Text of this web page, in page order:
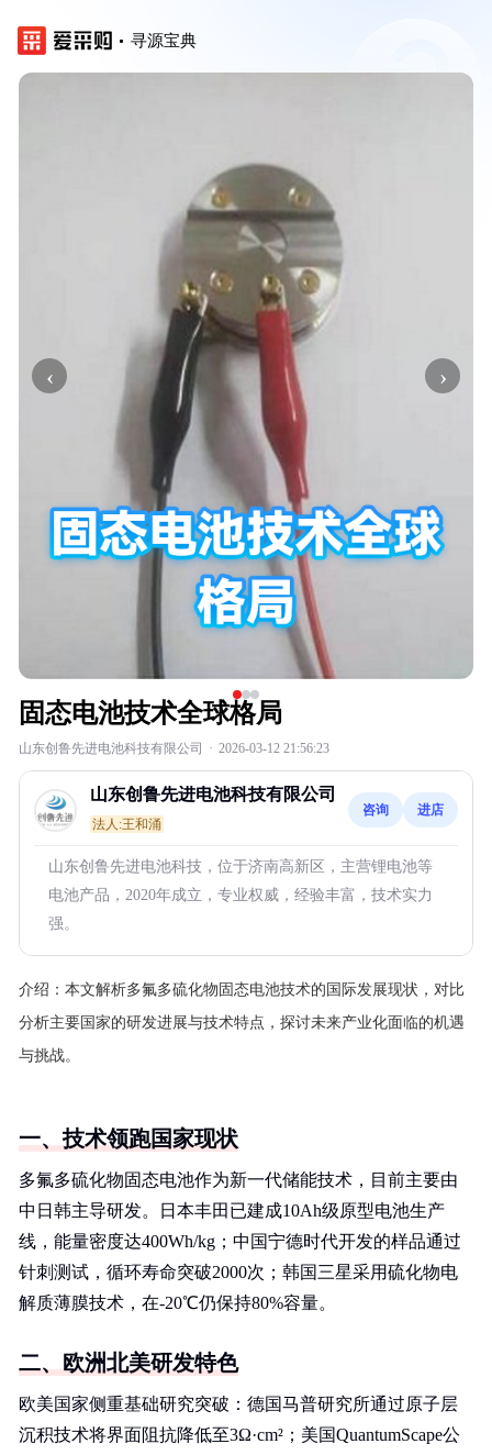
寻源宝典
‹ ›
固态电池技术全球格局
山东创鲁先进电池科技有限公司 · 2026-03-12 21:56:23
山东创鲁先进电池科技有限公司
法人:王和涌
咨询 进店
山东创鲁先进电池科技，位于济南高新区，主营锂电池等
电池产品，2020年成立，专业权威，经验丰富，技术实力
强。
介绍： 本文解析多氟多硫化物固态电池技术的国际发展现状，对比
分析主要国家的研发进展与技术特点，探讨未来产业化面临的机遇
与挑战。
一、技术领跑国家现状
多氟多硫化物固态电池作为新一代储能技术，目前主要由
中日韩主导研发。日本丰田已建成10Ah级原型电池生产
线，能量密度达400Wh/kg；中国宁德时代开发的样品通过
针刺测试，循环寿命突破2000次；韩国三星采用硫化物电
解质薄膜技术，在-20℃仍保持80%容量。
二、欧洲北美研发特色
欧美国家侧重基础研究突破：德国马普研究所通过原子层
沉积技术将界面阻抗降低至3Ω·cm²；美国QuantumScape公